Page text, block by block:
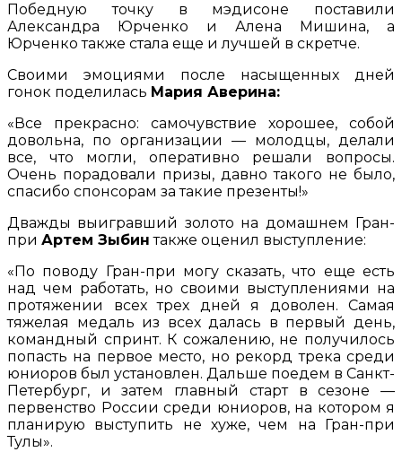
Победную точку в мэдисоне поставили
Александра Юрченко и Алена Мишина, а
Юрченко также стала еще и лучшей в скретче.
Своими эмоциями после насыщенных дней
гонок поделилась Мария Аверина:
«Все прекрасно: самочувствие хорошее, собой
довольна, по организации — молодцы, делали
все, что могли, оперативно решали вопросы.
Очень порадовали призы, давно такого не было,
спасибо спонсорам за такие презенты!»
Дважды выигравший золото на домашнем Гран-
при Артем Зыбин также оценил выступление:
«По поводу Гран-при могу сказать, что еще есть
над чем работать, но своими выступлениями на
протяжении всех трех дней я доволен. Самая
тяжелая медаль из всех далась в первый день,
командный спринт. К сожалению, не получилось
попасть на первое место, но рекорд трека среди
юниоров был установлен. Дальше поедем в Санкт-
Петербург, и затем главный старт в сезоне —
первенство России среди юниоров, на котором я
планирую выступить не хуже, чем на Гран-при
Тулы».